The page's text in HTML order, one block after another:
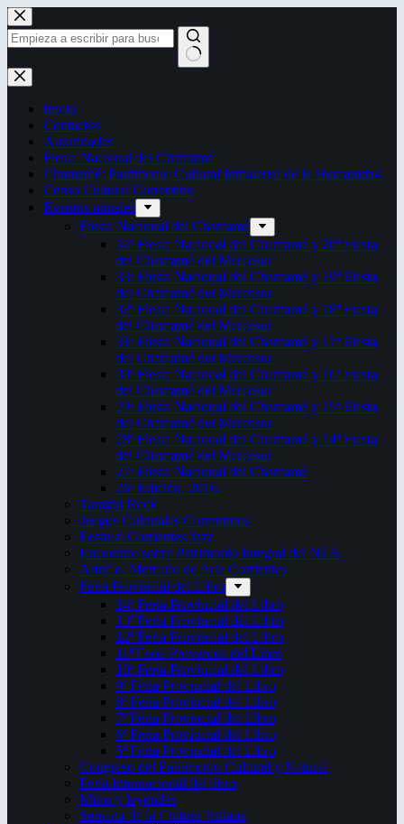
Saltar
al
contenido
Sin
resultados
Inicio
Contactos
Autoridades
Fiesta Nacional del Chamamé
Chamamé: Patrimonio Cultural Inmaterial de la Humanidad
Censo Cultural Correntino
Eventos anuales
Fiesta Nacional del Chamamé
34ª Fiesta Nacional del Chamamé y 20ª Fiesta
del Chamamé del Mercosur
33ª Fiesta Nacional del Chamamé y 19ª Fiesta
del Chamamé del Mercosur
32ª Fiesta Nacional del Chamamé y 18ª Fiesta
del Chamamé del Mercosur
31ª Fiesta Nacional del Chamamé y 17ª Fiesta
del Chamamé del Mercosur
30ª Fiesta Nacional del Chamamé y 16ª Fiesta
del Chamamé del Mercosur
29ª Fiesta Nacional del Chamamé y 15ª Fiesta
del Chamamé del Mercosur
28ª Fiesta Nacional del Chamamé y 14ª Fiesta
del Chamamé del Mercosur
27ª Fiesta Nacional del Chamamé
26ª Edición. 2016.
Taragüi Rock
Juegos Culturales Correntinos
Festival Corrientes Jazz
Encuentro sobre Patrimonio Integral del NEA
ArteCo. Mercado de Arte Corrientes
Feria Provincial del Libro
14ª Feria Provincial del Libro
13ª Feria Provincial del Libro
12ª Feria Provincial del Libro
11ª Feria Provincial del Libro
10ª Feria Provincial del Libro
9ª Feria Provincial del Libro
8ª Feria Provincial del Libro
7ª Feria Provincial del Libro
6ª Feria Provincial del Libro
5ª Feria Provincial del Libro
Congreso del Patrimonio Cultural y Natural
Feria Internacional del libro
Mitos y leyendas
Semana de la Cultura Italiana